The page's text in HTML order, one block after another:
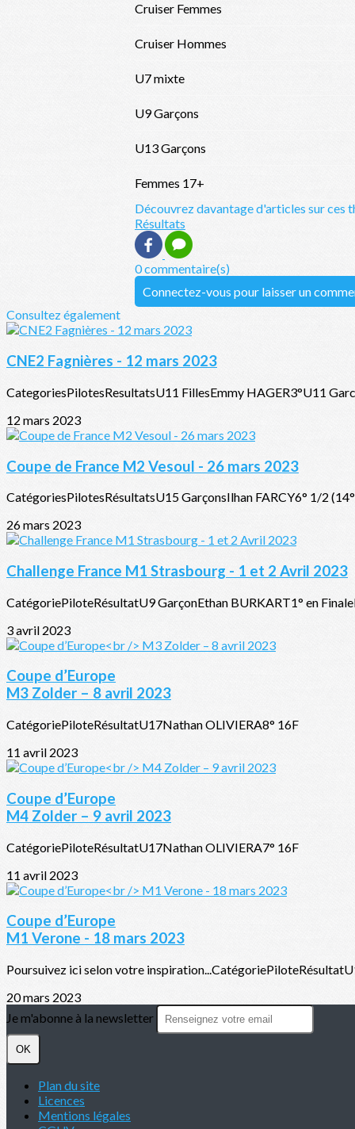
Cruiser Femmes
Cruiser Hommes
U7 mixte
U9 Garçons
U13 Garçons
Femmes 17+
Découvrez davantage d'articles sur ces
Résultats
0 commentaire(s)
Connectez-vous pour laisser un
Consultez également
CNE2 Fagnières - 12 mars 2023
CategoriesPilotesResultatsU11 FillesEmmy HAGER3°U11
12 mars 2023
Coupe de France M2 Vesoul - 26 mars 2023
CatégoriesPilotesRésultatsU15 GarçonsIlhan FARCY6° 1/2
26 mars 2023
Challenge France M1 Strasbourg - 1 et 2 Avril 2023
CatégoriePiloteRésultatU9 GarçonEthan BURKART1° en
3 avril 2023
Coupe d’Europe
M3 Zolder – 8 avril 2023
CatégoriePiloteRésultatU17Nathan OLIVIERA8° 16F
11 avril 2023
Coupe d’Europe
M4 Zolder – 9 avril 2023
CatégoriePiloteRésultatU17Nathan OLIVIERA7° 16F
11 avril 2023
Coupe d’Europe
M1 Verone - 18 mars 2023
Poursuivez ici selon votre
20 mars 2023
Je m'abonne à la newsletter
OK
Plan du site
Licences
Mentions légales